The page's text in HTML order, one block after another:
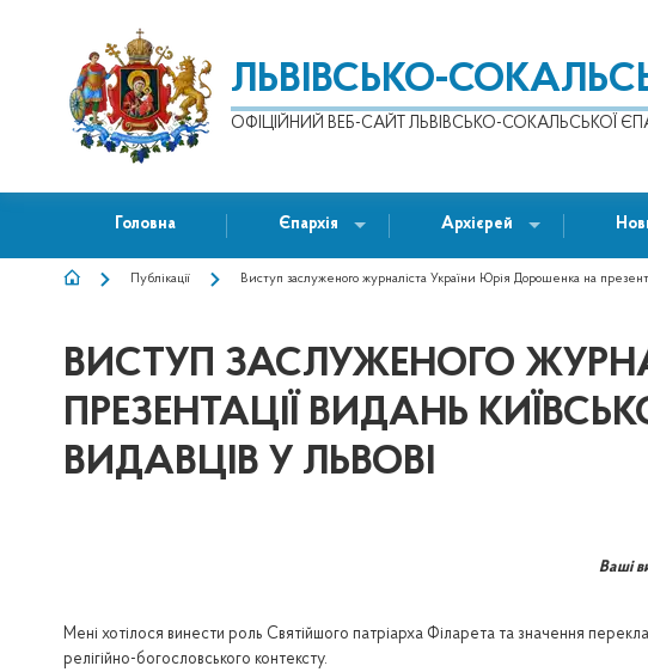
ЛЬВІВСЬКО-
ОФІЦІЙНИЙ ВЕБ-САЙТ ЛЬВІВСЬКО-СОКАЛЬСЬКОЇ
Головна Єпархія Архієрей
РЯДОК
НАВІҐАЦІЇ
Публікації Виступ заслуженого журналіста України Юрія Дорошенка на
ВИСТУП ЗАСЛУЖЕНОГО
ПРЕЗЕНТАЦІЇ ВИДАНЬ
ВИДАВЦІВ У ЛЬВОВІ
Ваші
Мені хотілося винести роль Святійшого патріарха Філарета та значення
релігійно-богословського контексту.